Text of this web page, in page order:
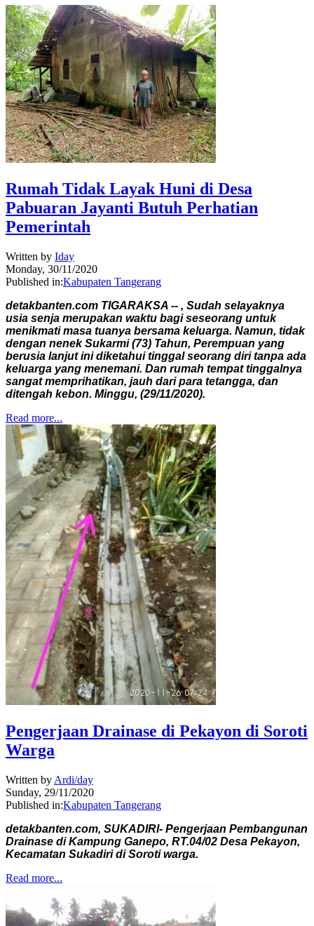
Rumah Tidak Layak Huni di Desa
Pabuaran Jayanti Butuh Perhatian
Pemerintah
Written by Iday
Monday, 30/11/2020
Published in:Kabupaten Tangerang
detakbanten.com TIGARAKSA -- , Sudah selayaknya
usia senja merupakan waktu bagi seseorang untuk
menikmati masa tuanya bersama keluarga. Namun, tidak
dengan nenek Sukarmi (73) Tahun, Perempuan yang
berusia lanjut ini diketahui tinggal seorang diri tanpa ada
keluarga yang menemani. Dan rumah tempat tinggalnya
sangat memprihatikan, jauh dari para tetangga, dan
ditengah kebon. Minggu, (29/11/2020).
Read more...
Pengerjaan Drainase di Pekayon di Soroti
Warga
Written by Ardi/day
Sunday, 29/11/2020
Published in:Kabupaten Tangerang
detakbanten.com, SUKADIRI- Pengerjaan Pembangunan
Drainase di Kampung Ganepo, RT.04/02 Desa Pekayon,
Kecamatan Sukadiri di Soroti warga.
Read more...